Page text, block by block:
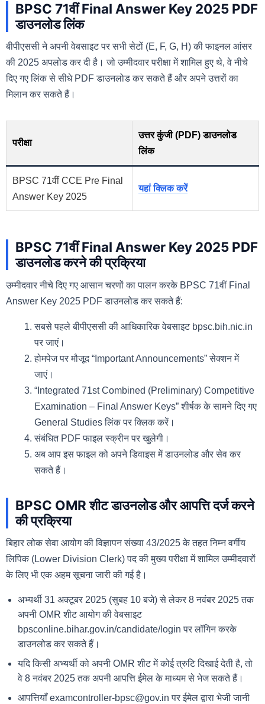
BPSC 71वीं Final Answer Key 2025 PDF
डाउनलोड लिंक
बीपीएससी ने अपनी वेबसाइट पर सभी सेटों (E, F, G, H) की फाइनल आंसर
की 2025 अपलोड कर दी है। जो उम्मीदवार परीक्षा में शामिल हुए थे, वे नीचे
दिए गए लिंक से सीधे PDF डाउनलोड कर सकते हैं और अपने उत्तरों का
मिलान कर सकते हैं।
परीक्षा
उत्तर कुंजी (PDF) डाउनलोड
लिंक
BPSC 71वीं CCE Pre Final
Answer Key 2025
यहां क्लिक करें
BPSC 71वीं Final Answer Key 2025 PDF
डाउनलोड करने की प्रक्रिया
उम्मीदवार नीचे दिए गए आसान चरणों का पालन करके BPSC 71वीं Final
Answer Key 2025 PDF डाउनलोड कर सकते हैं:
सबसे पहले बीपीएससी की आधिकारिक वेबसाइट bpsc.bih.nic.in
पर जाएं।
होमपेज पर मौजूद “Important Announcements” सेक्शन में
जाएं।
“Integrated 71st Combined (Preliminary) Competitive
Examination – Final Answer Keys” शीर्षक के सामने दिए गए
General Studies लिंक पर क्लिक करें।
संबंधित PDF फाइल स्क्रीन पर खुलेगी।
अब आप इस फाइल को अपने डिवाइस में डाउनलोड और सेव कर
सकते हैं।
BPSC OMR शीट डाउनलोड और आपत्ति दर्ज करने
की प्रक्रिया
बिहार लोक सेवा आयोग की विज्ञापन संख्या 43/2025 के तहत निम्न वर्गीय
लिपिक (Lower Division Clerk) पद की मुख्य परीक्षा में शामिल उम्मीदवारों
के लिए भी एक अहम सूचना जारी की गई है।
अभ्यर्थी 31 अक्टूबर 2025 (सुबह 10 बजे) से लेकर 8 नवंबर 2025 तक
अपनी OMR शीट आयोग की वेबसाइट
bpsconline.bihar.gov.in/candidate/login पर लॉगिन करके
डाउनलोड कर सकते हैं।
यदि किसी अभ्यर्थी को अपनी OMR शीट में कोई त्रुटि दिखाई देती है, तो
वे 8 नवंबर 2025 तक अपनी आपत्ति ईमेल के माध्यम से भेज सकते हैं।
आपत्तियाँ examcontroller-bpsc@gov.in पर ईमेल द्वारा भेजी जानी